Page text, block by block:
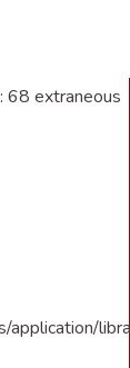
68 extraneous